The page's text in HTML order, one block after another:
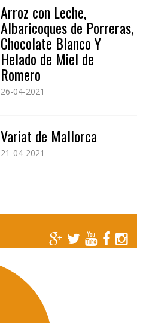
Arroz con Leche,
Albaricoques de Porreras,
Chocolate Blanco Y
Helado de Miel de
Romero
26-04-2021
Variat de Mallorca
21-04-2021